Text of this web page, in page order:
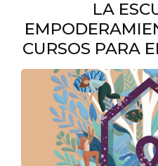
LA
CURSOS PARA